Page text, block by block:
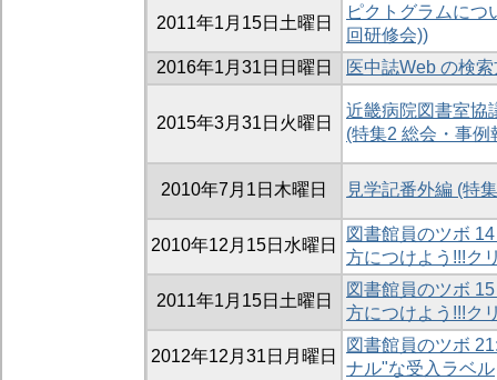
2011年1月15日土曜日
ピクトグラムにつ
回研修会))
2016年1月31日日曜日
医中誌Web の検
2015年3月31日火曜日
近畿病院図書室協
(特集2 総会・事
2010年7月1日木曜日 見学記番外編 (特
2010年12月15日水曜日
図書館員のツボ
方につけよう!!!ク
2011年1月15日土曜日
図書館員のツボ
方につけよう!!!ク
2012年12月31日月曜日
図書館員のツボ
ナル"な受入ラベル